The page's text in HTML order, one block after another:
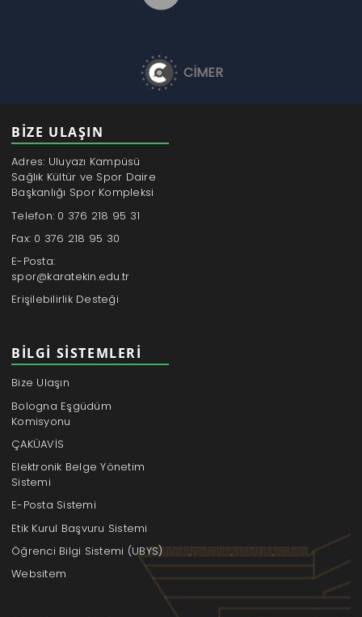
CİMER
BİZE ULAŞIN
Adres: Uluyazı Kampüsü
Sağlık Kültür ve Spor Daire
Başkanlığı Spor Kompleksi
Telefon: 0 376 218 95 31
Fax: 0 376 218 95 30
E-Posta:
spor@karatekin.edu.tr
Erişilebilirlik Desteği
BILGI SISTEMLERI
Bize Ulaşın
Bologna Eşgüdüm
Komisyonu
ÇAKÜAVİS
Elektronik Belge Yönetim
Sistemi
E-Posta Sistemi
Etik Kurul Başvuru Sistemi
Öğrenci Bilgi Sistemi (UBYS)
Websitem